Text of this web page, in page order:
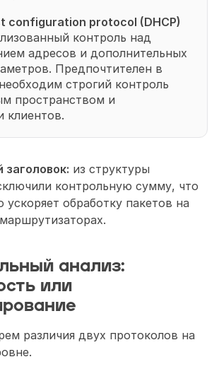
контроль над
адресов и дополнительных
Предпочтителен в
строгий контроль
пространством и
клиентов.
из структуры
контрольную сумму, что
ускоряет обработку пакетов на
анализ:
или
различия двух протоколов на